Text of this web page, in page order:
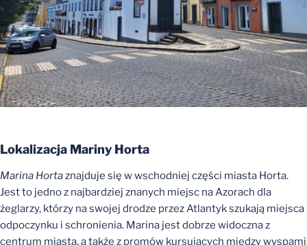
Lokalizacja Mariny Horta
Marina Hortaznajduje się w wschodniej części miasta Horta.
Jest to jedno z najbardziej znanych miejsc na Azorach dla
żeglarzy, którzy na swojej drodze przez Atlantyk szukają miejsca
odpoczynku i schronienia. Marina jest dobrze widoczna z
centrum miasta, a także z promów kursujących między wyspami